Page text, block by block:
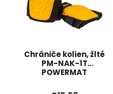
Chrániče kolien, žlté
PM-NAK-1T
POWERMAT